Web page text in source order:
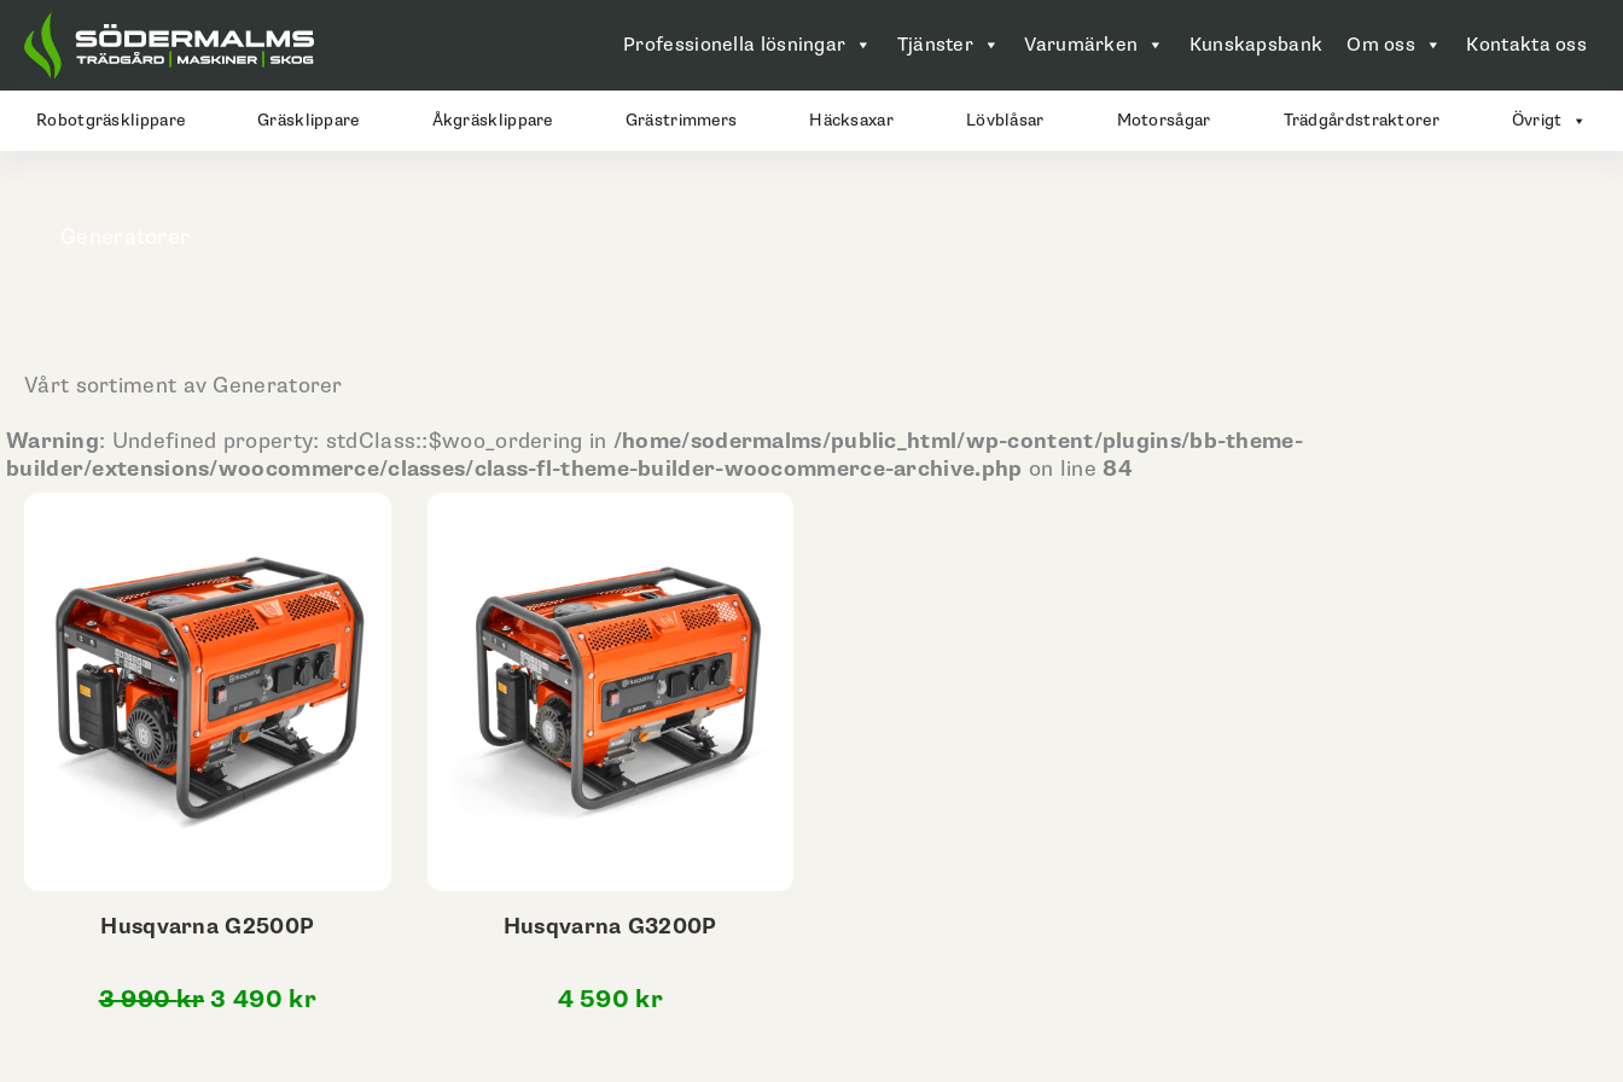
Hoppa
till
innehåll
Professionella lösningar Tjänster Varumärken Kunskapsbank Om oss Kontakta oss
Robotgräsklippare Gräsklippare Åkgräsklippare Grästrimmers Häcksaxar Lövblåsar Motorsågar Trädgårdstraktorer Övrigt
Vårt sortiment av Generatorer
Warning: Undefined property: stdClass::$woo_ordering in /home/sodermalms/public_html/wp-content/plugins/bb-theme-
builder/extensions/woocommerce/classes/class-fl-theme-builder-woocommerce-archive.php on line 84
Husqvarna G2500P
3 990kr Det
3 490 krDet
Husqvarna G3200P
4 590 kr